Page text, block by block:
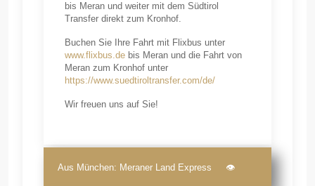
bis Meran und weiter mit dem Südtirol
Transfer direkt zum Kronhof.
Buchen Sie Ihre Fahrt mit Flixbus unter
www.flixbus.de bis Meran und die Fahrt von
Meran zum Kronhof unter
https://www.suedtiroltransfer.com/de/
Wir freuen uns auf Sie!
Aus München: Meraner Land Express 👁